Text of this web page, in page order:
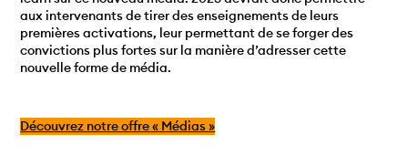
aux intervenants de tirer des enseignements de leurs
premières activations, leur permettant de se forger des
convictions plus fortes sur la manière d’adresser cette
nouvelle forme de média.
Découvrez notre offre « Médias »